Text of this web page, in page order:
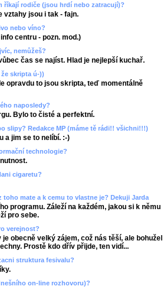
říkají rodiče (jsou hrdí nebo zatracují)?
vztahy jsou i tak - fajn.
nebo víno?
centru - pozn. mod.)
nemůžeš?
čas se najíst. Hlad je nejlepší kuchař.
skripta ú-))
opravdu to jsou skripta, teď momentálně
naposledy?
Bylo to čisté a perfektní.
slipy? Redakce MP (máme tě rádi!! všichni!!!)
a jim se to nelíbí. :-)
technologie?
cigaretu?
toho mate a k cemu to vlastne je? Dekuji Jarda
programu. Záleží na každém, jakou si k němu
pro sebe.
verejnost?
obecně velký zájem, což nás těší, ale bohužel
Prostě kdo dřív přijde, ten vidí...
struktura fesivalu?
on-line rozhovoru)?